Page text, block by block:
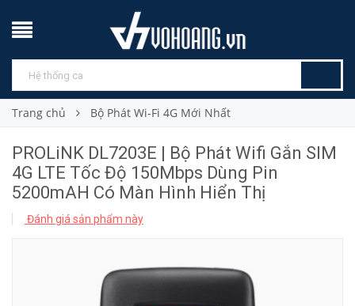
Trang chủ Bộ Phát Wi-Fi 4G Mới Nhất
PROLiNK DL7203E | Bộ Phát Wifi Gắn SIM
4G LTE Tốc Độ 150Mbps Dùng Pin
5200mAH Có Màn Hình Hiển Thị
Đánh giá sản phẩm này